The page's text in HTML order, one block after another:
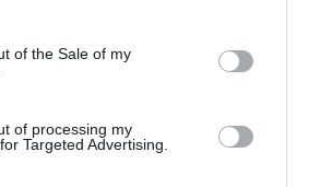
specified purposes in below Google
of the Sale of my
of processing my
Targeted Advertising.
αρωματική εμπειρία.
parabens ή σιλικόνες.
σε βρεγμένη επιδερμίδα ή σε σφουγγάρι,
κινήσεις και ξεβγάλτε καλά.